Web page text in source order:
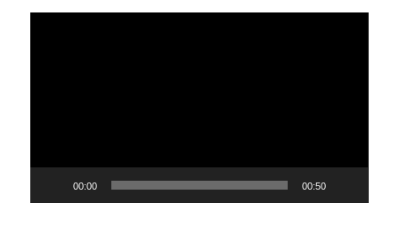
00:00 00:50